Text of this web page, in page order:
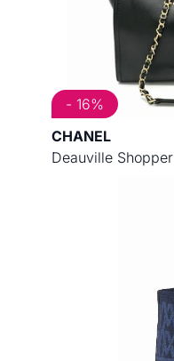
CHANEL
Deauville Shopper
- 16%